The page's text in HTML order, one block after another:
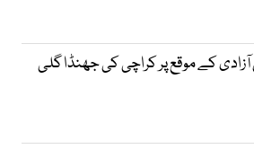
کے موقع پر کراچی کی جھنڈا گلی